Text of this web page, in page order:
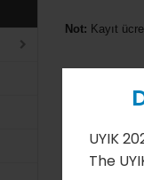
UYIK
The
Not: Kayıt
Banka